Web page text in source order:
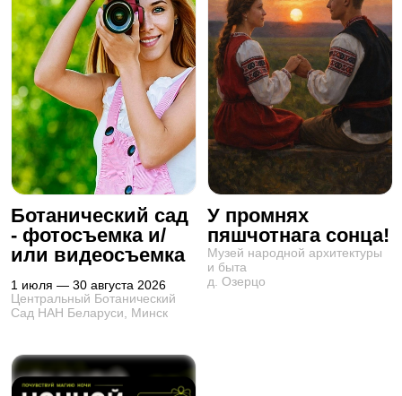
Ботанический сад
- фотосъемка и/
или видеосъемка
1 июля — 30 августа 2026
Центральный Ботанический
Сад НАН Беларуси, Минск
У промнях
пяшчотнага сонца!
Музей народной архитектуры
и быта
д. Озерцо